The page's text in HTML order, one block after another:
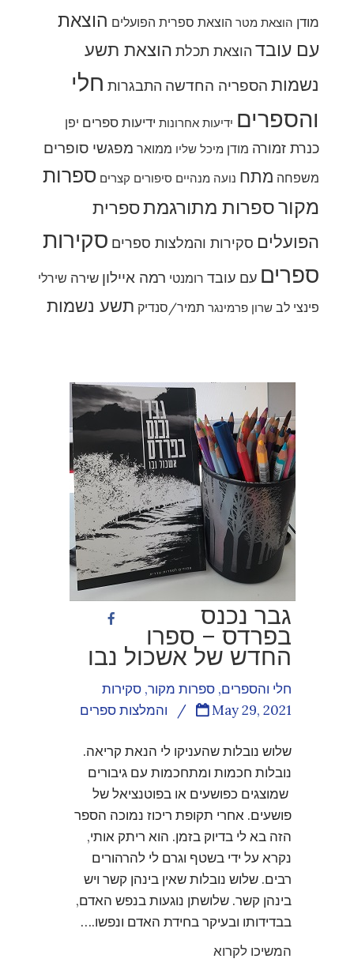
מודן הוצאת מטר הוצאת ספרית הפועלים הוצאת
עם עובד הוצאת תכלת הוצאת תשע
נשמות הספריה החדשה התבגרות חלי
והספרים ידיעות אחרונות ידיעות ספרים יפן
כנרת זמורה מודן מיכל שליו ממואר מפגשי סופרים
משפחה מתח נועה מנהיים סיפורים קצרים ספרות
מקורספרות מתורגמתספרית
הפועלים סקירות והמלצות ספרים סקירות
ספרים עם עובד רומנטי רמה איילון שירה שירלי
פינצי לב שרון פרמינגר תמיר/סנדיק תשע נשמות
גבר נכנס
בפרדס – ספרו
החדש של אשכול נבו
חלי והספרים, ספרות מקור, סקירות
והמלצות ספרים
/ May 29, 2021
שלוש נובלות שהעניקו לי הנאת קריאה.
נובלות חכמות ומתחכמות עם גיבורים
שמוצגים כפושעים או בפוטנציאל של
פושעים. אחרי תקופת ריכוז נמוכה הספר
הזה בא לי בדיוק בזמן. הוא ריתק אותי,
נקרא על ידי בשטף וגרם לי להרהורים
רבים. שלוש נובלות שאין בינהן קשר ויש
בינהן קשר. שלושתן נוגעות בנפש האדם,
בבדידותו ובעיקר בחידת האדם ונפשו.…
המשיכו לקרוא